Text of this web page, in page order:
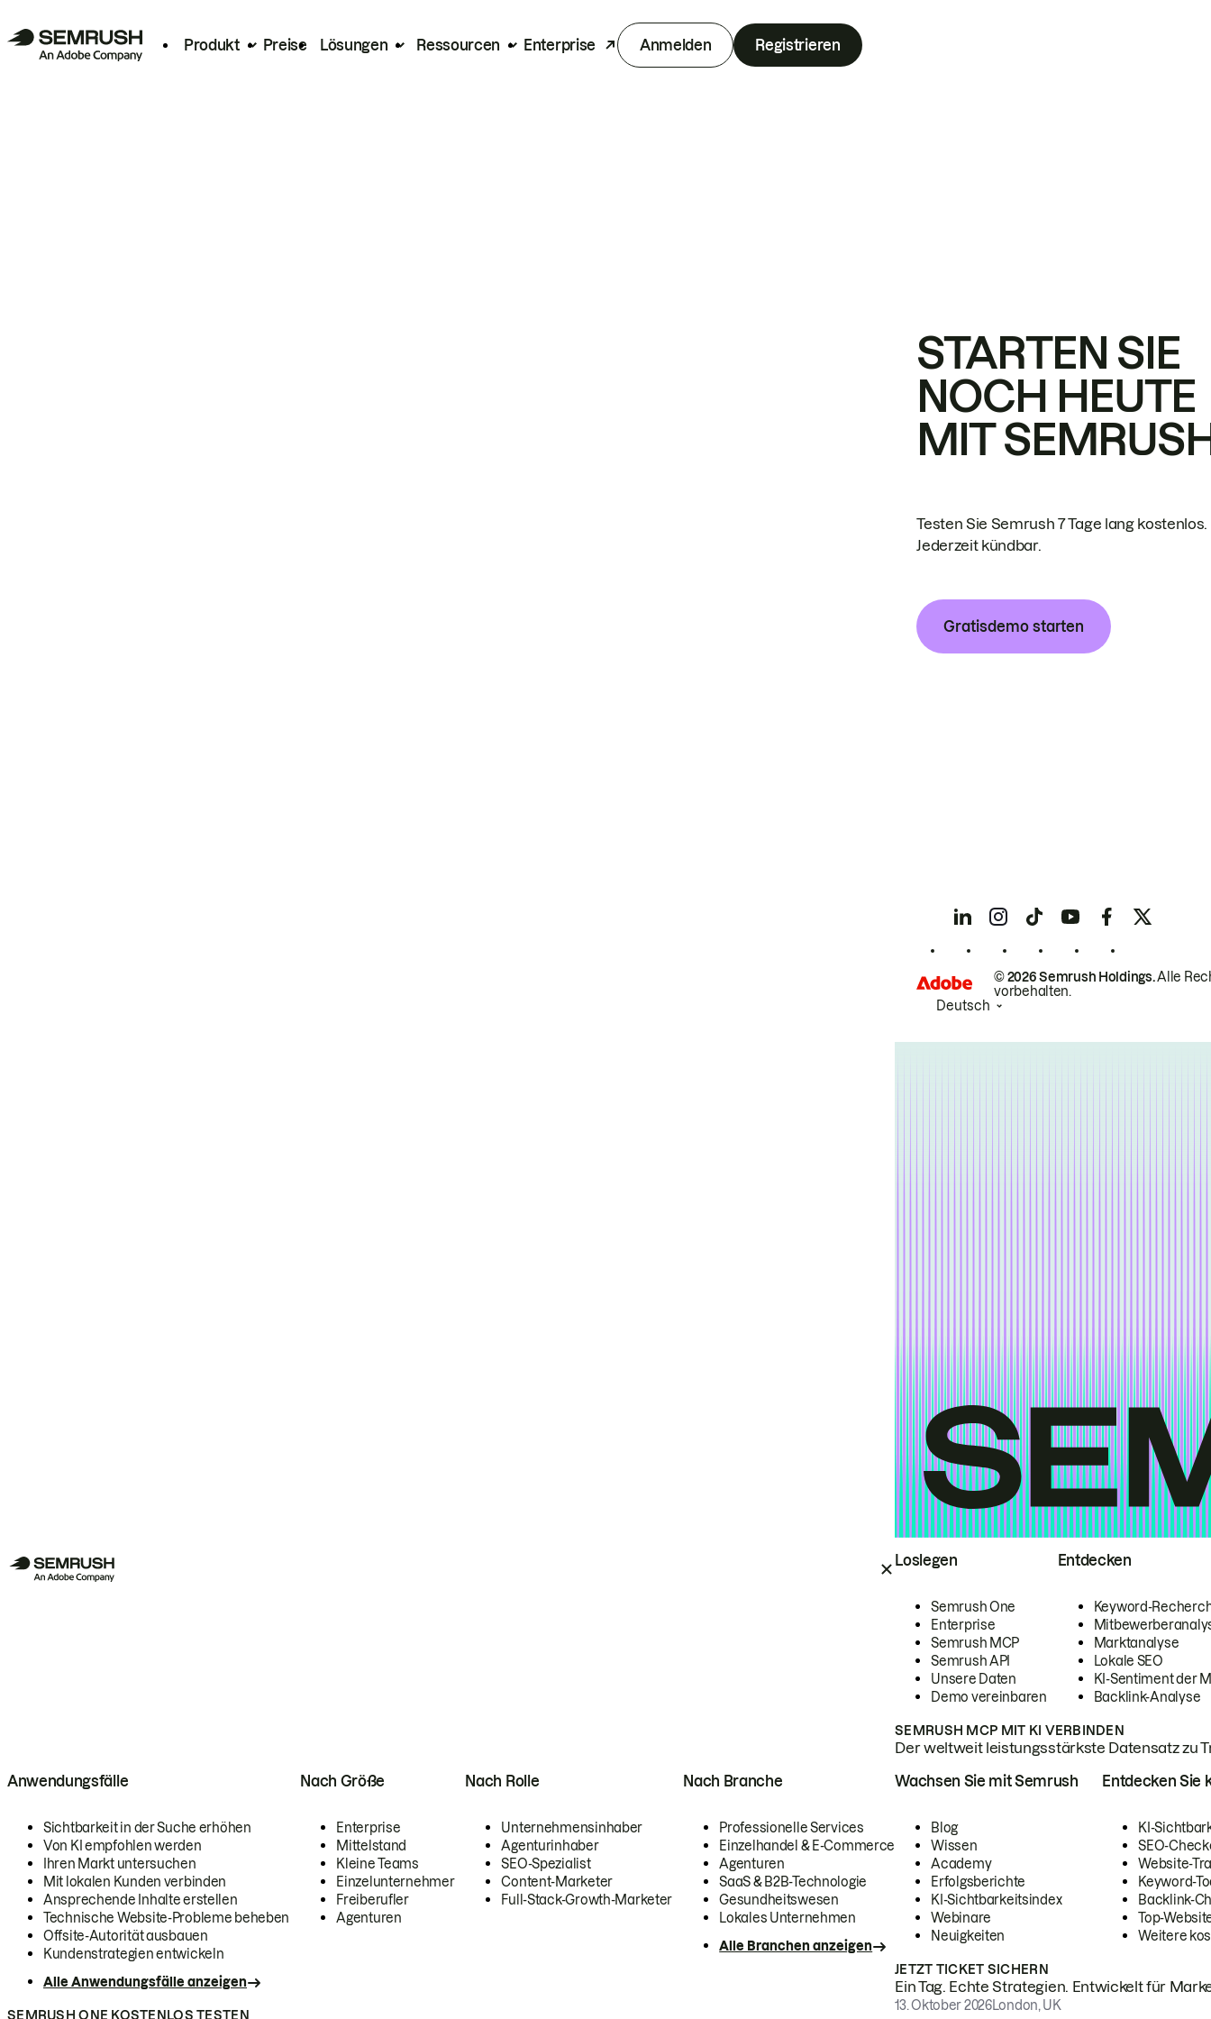
Produkt Preise Lösungen Ressourcen Enterprise Anmelden Registrieren
Loslegen
Semrush One
Enterprise
Semrush MCP
Semrush API
Unsere Daten
Demo vereinbaren
Entdecken
Keyword-
Marktanalyse
Lokale SEO
KI-Sentiment der
Backlink-Analyse
SEMRUSH MCP MIT KI VERBINDEN
Der weltweit leistungsstärkste Datensatz zu
Anwendungsfälle
Sichtbarkeit in der Suche erhöhen
Von KI empfohlen werden
Ihren Markt untersuchen
Mit lokalen Kunden verbinden
Ansprechende Inhalte erstellen
Technische Website-Probleme beheben
Offsite-Autorität ausbauen
Kundenstrategien entwickeln
Alle Anwendungsfälle anzeigen
Nach Größe
Enterprise
Mittelstand
Kleine Teams
Einzelunternehmer
Freiberufler
Agenturen
Nach Rolle
Unternehmensinhaber
Agenturinhaber
SEO-Spezialist
Content-Marketer
Full-Stack-Growth-Marketer
Nach Branche
Professionelle Services
Einzelhandel & E-Commerce
Agenturen
SaaS & B2B-Technologie
Gesundheitswesen
Lokales Unternehmen
Alle Branchen anzeigen
SEMRUSH ONE KOSTENLOS TESTEN
Wachsen Sie mit Semrush
Blog
Wissen
Academy
Erfolgsberichte
KI-Sichtbarkeitsindex
Webinare
Neuigkeiten
Entdecken Sie
KI-
SEO-
Website-
Keyword-
Backlink-
Top-
Weitere
JETZT TICKET SICHERN
Ein Tag. Echte Strategien. Entwickelt für
13. Oktober 2026London, UK
STARTEN SIE
NOCH HEUTE
MIT
Testen Sie Semrush 7 Tage lang kostenlos.
Jederzeit kündbar.
Gratisdemo starten
© 2026 Semrush Holdings.Alle
vorbehalten.
Deutsch